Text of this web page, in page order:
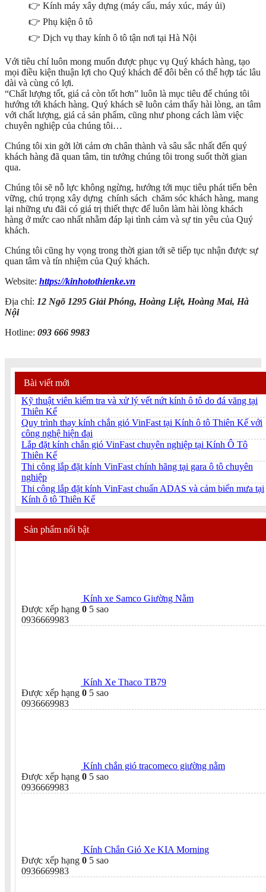
👉 Kính máy xây dựng (máy cẩu, máy xúc, máy ủi)
👉 Phụ kiện ô tô
👉 Dịch vụ thay kính ô tô tận nơi tại Hà Nội
Với tiêu chí luôn mong muốn được phục vụ Quý khách hàng, tạo
mọi điều kiện thuận lợi cho Quý khách để đôi bên có thể hợp tác lâu
dài và cùng có lợi.
“Chất lượng tốt, giá cả còn tốt hơn” luôn là mục tiêu để chúng tôi
hướng tới khách hàng. Quý khách sẽ luôn cảm thấy hài lòng, an tâm
với chất lượng, giá cả sản phẩm, cũng như phong cách làm việc
chuyên nghiệp của chúng tôi…
Chúng tôi xin gởi lời cảm ơn chân thành và sâu sắc nhất đến quý
khách hàng đã quan tâm, tin tưởng chúng tôi trong suốt thời gian
qua.
Chúng tôi sẽ nỗ lực không ngừng, hướng tới mục tiêu phát tiển bên
vững, chú trọng xây dựng chính sách chăm sóc khách hàng, mang
lại những ưu đãi có giá trị thiết thực để luôn làm hài lòng khách
hàng ở mức cao nhất nhằm đáp lại tình cảm và sự tin yêu của Quý
khách.
Chúng tôi cũng hy vọng trong thời gian tới sẽ tiếp tục nhận được sự
quan tâm và tín nhiệm của Quý khách.
Website: https://kinhotothienke.vn
Địa chỉ: 12 Ngõ 1295 Giải Phóng, Hoàng Liệt, Hoàng Mai, Hà
Nội
Hotline: 093 666 9983
Bài viết mới
Kỹ thuật viên kiểm tra và xử lý vết nứt kính ô tô do đá văng tại
Thiên Kế
Quy trình thay kính chắn gió VinFast tại Kính ô tô Thiên Kế với
công nghệ hiện đại
Lắp đặt kính chắn gió VinFast chuyên nghiệp tại Kính Ô Tô
Thiên Kế
Thi công lắp đặt kính VinFast chính hãng tại gara ô tô chuyên
nghiệp
Thi công lắp đặt kính VinFast chuẩn ADAS và cảm biến mưa tại
Kính ô tô Thiên Kế
Sản phẩm nổi bật
Kính xe Samco Giường Nằm
Được xếp hạng 0 5 sao
0936669983
Kính Xe Thaco TB79
Được xếp hạng 0 5 sao
0936669983
Kính chắn gió tracomeco giường nằm
Được xếp hạng 0 5 sao
0936669983
Kính Chắn Gió Xe KIA Morning
Được xếp hạng 0 5 sao
0936669983